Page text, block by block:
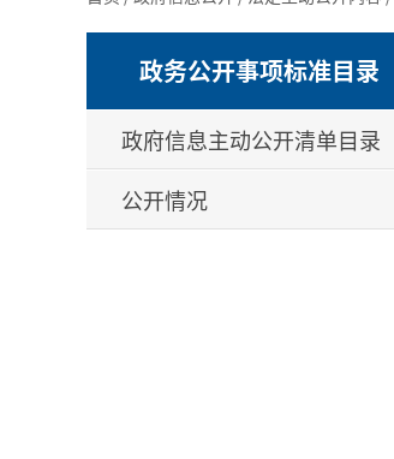
政务公开事项标准目录
政府信息主动公开清单目录
公开情况